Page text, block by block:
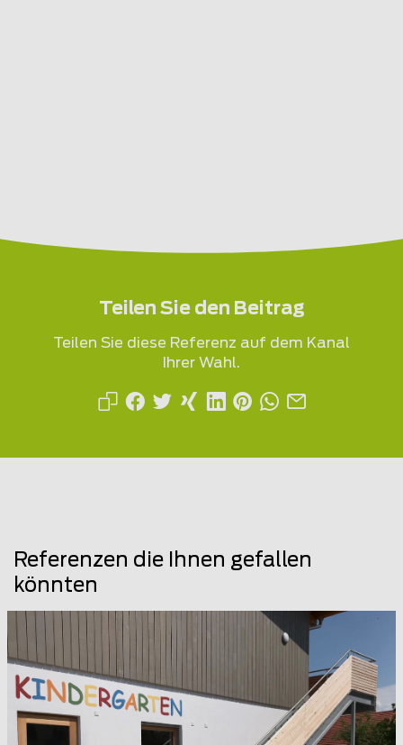
Teilen Sie den Beitrag
Teilen Sie diese Referenz auf dem Kanal
Ihrer Wahl.
Referenzen die Ihnen gefallen
könnten